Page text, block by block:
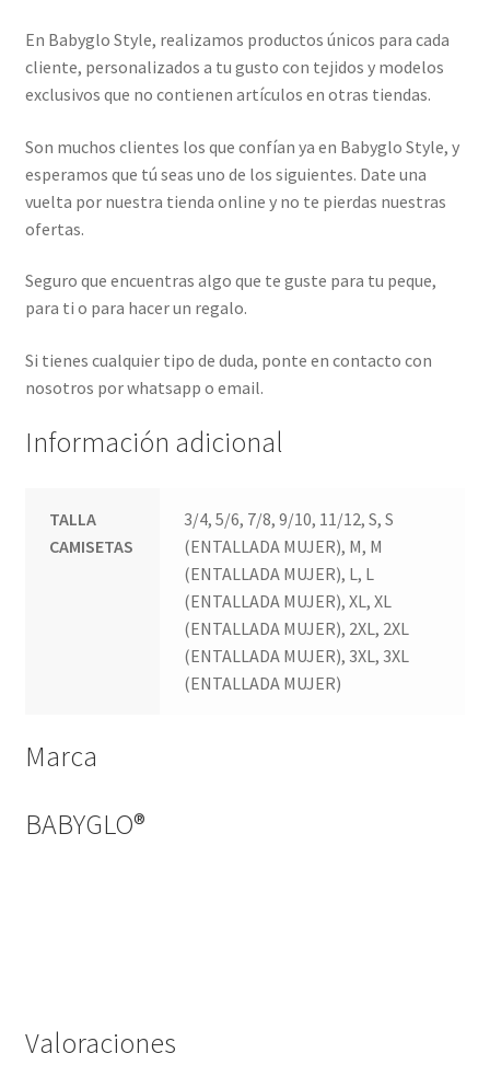
En Babyglo Style, realizamos productos únicos para cada
cliente, personalizados a tu gusto con tejidos y modelos
exclusivos que no contienen artículos en otras tiendas.
Son muchos clientes los que confían ya en Babyglo Style, y
esperamos que tú seas uno de los siguientes. Date una
vuelta por nuestra tienda online y no te pierdas nuestras
ofertas.
Seguro que encuentras algo que te guste para tu peque,
para ti o para hacer un regalo.
Si tienes cualquier tipo de duda, ponte en contacto con
nosotros por whatsapp o email.
Información adicional
TALLA
CAMISETAS
3/4, 5/6, 7/8, 9/10, 11/12, S, S
(ENTALLADA MUJER), M, M
(ENTALLADA MUJER), L, L
(ENTALLADA MUJER), XL, XL
(ENTALLADA MUJER), 2XL, 2XL
(ENTALLADA MUJER), 3XL, 3XL
(ENTALLADA MUJER)
Marca
BABYGLO®
Valoraciones